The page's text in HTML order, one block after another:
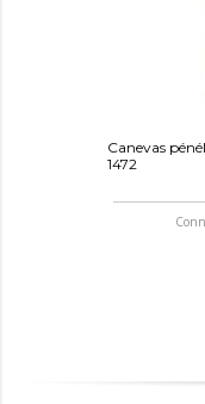
Canevas
1472